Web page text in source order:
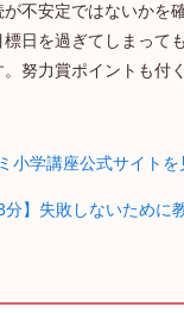
不安定ではないかを
日を過ぎてしまって
努力賞ポイントも付
小学講座公式サイトを
3分】失敗しないために